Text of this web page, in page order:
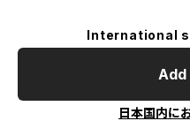
International
日本国内に